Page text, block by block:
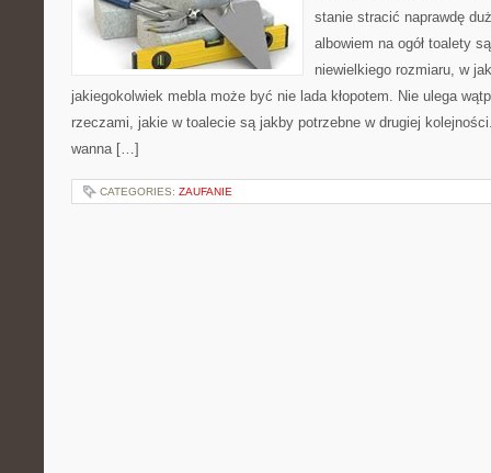
stanie stracić naprawdę
albowiem na ogół toalety
niewielkiego rozmiaru, w
jakiegokolwiek mebla może być nie lada kłopotem. Nie ulega
rzeczami, jakie w toalecie są jakby potrzebne w drugiej
wanna […]
CATEGORIES: ZAUFANIE